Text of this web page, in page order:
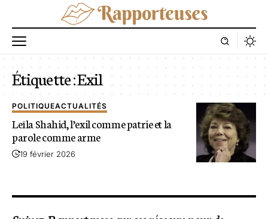
Étiquette :Exil
POLITIQUEACTUALITÉS
Leïla Shahid, l’exil comme patrie et la
parole comme arme
19 février 2026